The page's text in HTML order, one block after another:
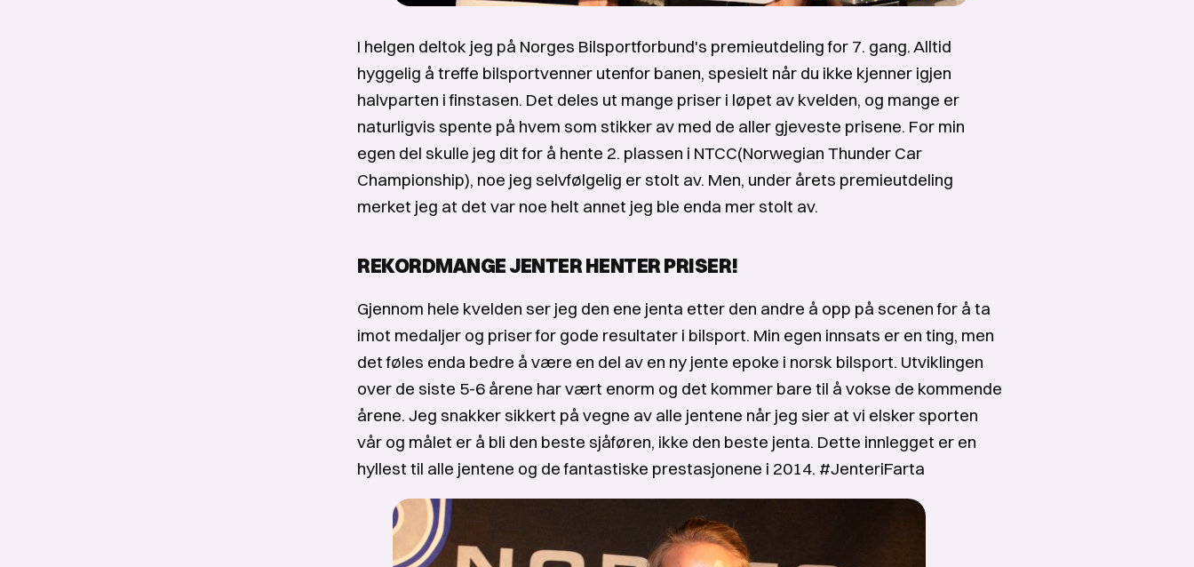
I helgen deltok jeg på Norges Bilsportforbund's premieutdeling for 7. gang. Alltid
hyggelig å treffe bilsportvenner utenfor banen, spesielt når du ikke kjenner igjen
halvparten i finstasen. Det deles ut mange priser i løpet av kvelden, og mange er
naturligvis spente på hvem som stikker av med de aller gjeveste prisene. For min
egen del skulle jeg dit for å hente 2. plassen i NTCC(Norwegian Thunder Car
Championship), noe jeg selvfølgelig er stolt av. Men, under årets premieutdeling
merket jeg at det var noe helt annet jeg ble enda mer stolt av.
REKORDMANGE JENTER HENTER PRISER!
Gjennom hele kvelden ser jeg den ene jenta etter den andre å opp på scenen for å ta
imot medaljer og priser for gode resultater i bilsport. Min egen innsats er en ting, men
det føles enda bedre å være en del av en ny jente epoke i norsk bilsport. Utviklingen
over de siste 5-6 årene har vært enorm og det kommer bare til å vokse de kommende
årene. Jeg snakker sikkert på vegne av alle jentene når jeg sier at vi elsker sporten
vår og målet er å bli den beste sjåføren, ikke den beste jenta. Dette innlegget er en
hyllest til alle jentene og de fantastiske prestasjonene i 2014. #JenteriFarta